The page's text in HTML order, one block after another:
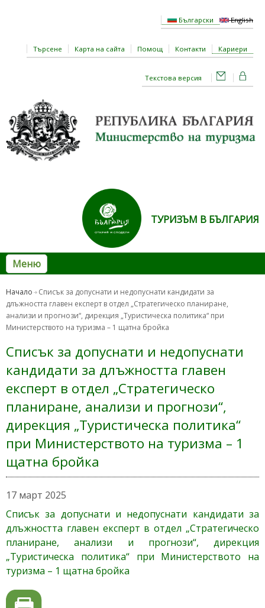
Български English
Търсене Карта на сайта Помощ Контакти Кариери
Текстова версия
ТУРИЗЪМ В БЪЛГАРИЯ
Меню
Начало
Списък за допуснати и недопуснати кандидати за
длъжността главен експерт в отдел „Стратегическо планиране,
анализи и прогнози“, дирекция „Туристическа политика“ при
Министерството на туризма – 1 щатна бройка
Списък за допуснати и недопуснати
кандидати за длъжността главен
експерт в отдел „Стратегическо
планиране, анализи и прогнози“,
дирекция „Туристическа политика“
при Министерството на туризма – 1
щатна бройка
17 март 2025
Списък за допуснати и недопуснати кандидати за
длъжността главен експерт в отдел „Стратегическо
планиране, анализи и прогнози“, дирекция
„Туристическа политика“ при Министерството на
туризма – 1 щатна бройка